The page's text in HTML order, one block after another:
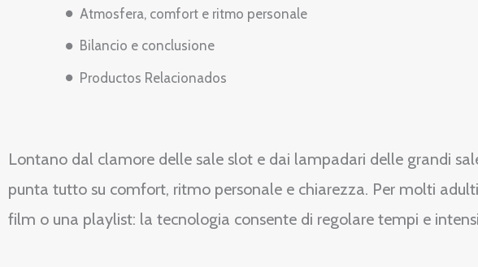
Atmosfera, comfort e ritmo personale
Bilancio e conclusione
Productos Relacionados
Lontano dal clamore delle sale slot e dai lampadari delle grandi
punta tutto su comfort, ritmo personale e chiarezza. Per molti
film o una playlist: la tecnologia consente di regolare tempi e